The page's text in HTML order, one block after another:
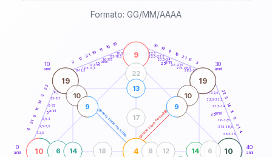
Formato: GG/MM/AAAA
generazione maschile generazione femminile
0
anni
10
anni
30
anni
40
anni
1-2,5
2,5-3,5
3,5-4
6-7,5
7,5-8,5
8,5-9
11-12,5
12,5-13,5
13,5-14
16-17,5
17,5-18,5
18,5-19
21-22,5
22,5-23,5
23,5-24
26-27,5
27,5-28,5
28,5-29
31-32,5
32,5-33,5
33,5-34
36-37,5
37,5-38,5
38,5-39
4
21
5
11
14
3
22
3
11
21
10
11
19
10 10
19
11
10
21 11
3
22
3
14
11
5
21
4
10
9
10
4
19 19
14
6
22
6
14
13
8 12
18
17
10
9
10
9
5anni
15 anni 25anni
35anni